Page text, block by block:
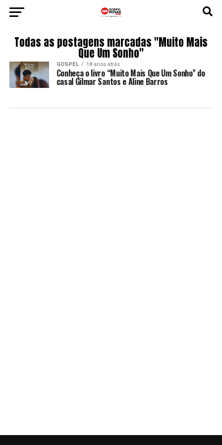
Todas as postagens marcadas "Muito Mais
Que Um Sonho"
GOSPEL 18 anos atrás
Conheça o livro “Muito Mais Que Um Sonho” do
casal Gilmar Santos e Aline Barros